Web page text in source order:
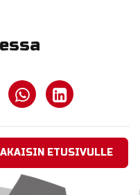
ETUSIVULLE